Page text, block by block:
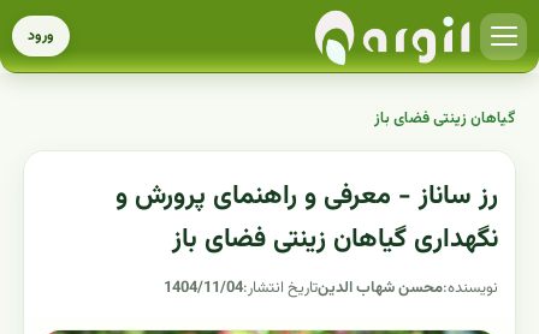
ورود
گیاهان زینتی فضای باز
رز ساناز - معرفی و راهنمای پرورش و
نگهداری گیاهان زینتی فضای باز
نویسنده:محسن شهاب الدینتاریخ انتشار:1404/11/04